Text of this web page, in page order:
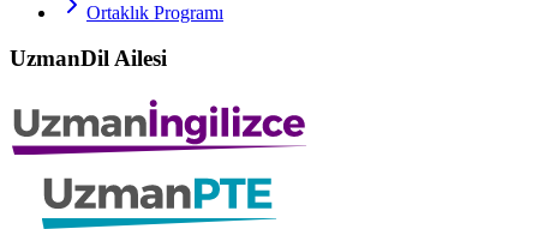
Ortaklık Programı
UzmanDil Ailesi